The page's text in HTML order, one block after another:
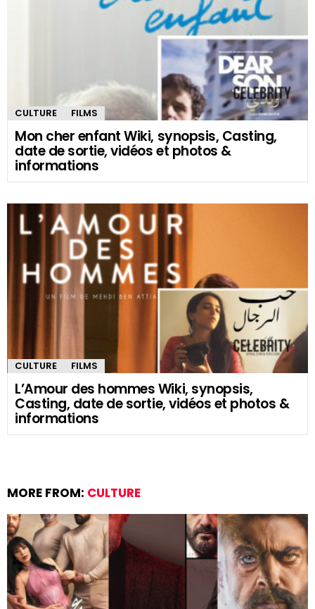
CULTURE FILMS
Mon cher enfant Wiki, synopsis, Casting,
date de sortie, vidéos et photos &
informations
CULTURE FILMS
L’Amour des hommes Wiki, synopsis,
Casting, date de sortie, vidéos et photos &
informations
MORE FROM: CULTURE